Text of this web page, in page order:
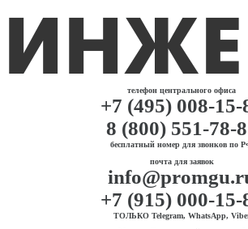
телефон центрального офиса
+7 (495) 008-15-
8 (800) 551-78-
бесплатный номер для звонков по
почта для заявок
+7 (915) 000-15-
ТОЛЬКО Telegram, WhatsApp,